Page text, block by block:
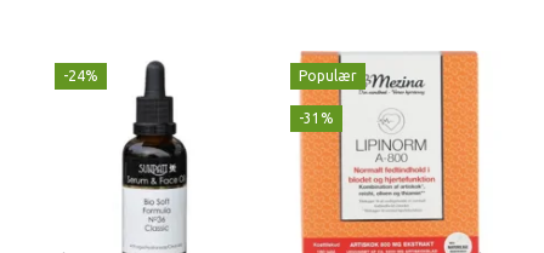
-24% Populær
-31%